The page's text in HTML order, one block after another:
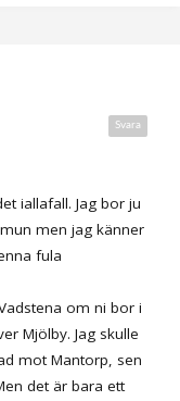
Svara
iallafall. Jag bor ju
men jag känner
fula
om ni bor i
Mjölby. Jag skulle
mot Mantorp, sen
det är bara ett